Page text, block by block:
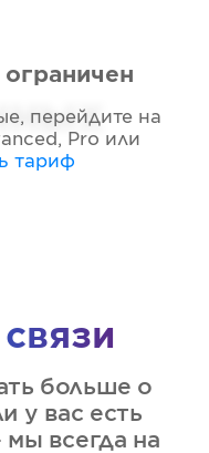
перейдите на
Pro или
тариф
больше о
у вас есть
всегда на